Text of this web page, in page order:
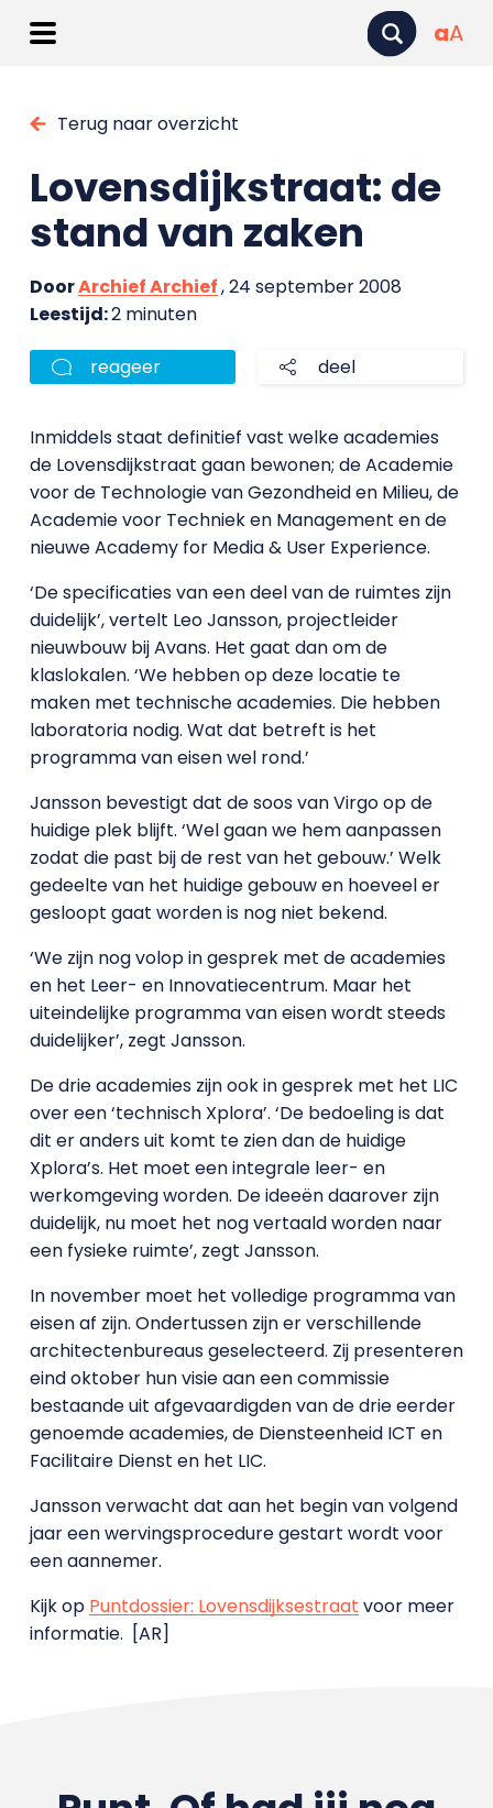
aA
Terug naar overzicht
Lovensdijkstraat: de
stand van zaken
DoorArchief Archief, 24 september 2008
Leestijd:2 minuten
reageer deel
Inmiddels staat definitief vast welke academies
de Lovensdijkstraat gaan bewonen; de Academie
voor de Technologie van Gezondheid en Milieu, de
Academie voor Techniek en Management en de
nieuwe Academy for Media & User Experience.
‘De specificaties van een deel van de ruimtes zijn
duidelijk’, vertelt Leo Jansson, projectleider
nieuwbouw bij Avans. Het gaat dan om de
klaslokalen. ‘We hebben op deze locatie te
maken met technische academies. Die hebben
laboratoria nodig. Wat dat betreft is het
programma van eisen wel rond.’
Jansson bevestigt dat de soos van Virgo op de
huidige plek blijft. ‘Wel gaan we hem aanpassen
zodat die past bij de rest van het gebouw.’ Welk
gedeelte van het huidige gebouw en hoeveel er
gesloopt gaat worden is nog niet bekend.
‘We zijn nog volop in gesprek met de academies
en het Leer- en Innovatiecentrum. Maar het
uiteindelijke programma van eisen wordt steeds
duidelijker’, zegt Jansson.
De drie academies zijn ook in gesprek met het LIC
over een ‘technisch Xplora’. ‘De bedoeling is dat
dit er anders uit komt te zien dan de huidige
Xplora’s. Het moet een integrale leer- en
werkomgeving worden. De ideeën daarover zijn
duidelijk, nu moet het nog vertaald worden naar
een fysieke ruimte’, zegt Jansson.
In november moet het volledige programma van
eisen af zijn. Ondertussen zijn er verschillende
architectenbureaus geselecteerd. Zij presenteren
eind oktober hun visie aan een commissie
bestaande uit afgevaardigden van de drie eerder
genoemde academies, de Diensteenheid ICT en
Facilitaire Dienst en het LIC.
Jansson verwacht dat aan het begin van volgend
jaar een wervingsprocedure gestart wordt voor
een aannemer.
Kijk op Puntdossier: Lovensdijksestraat voor meer
informatie. [AR]